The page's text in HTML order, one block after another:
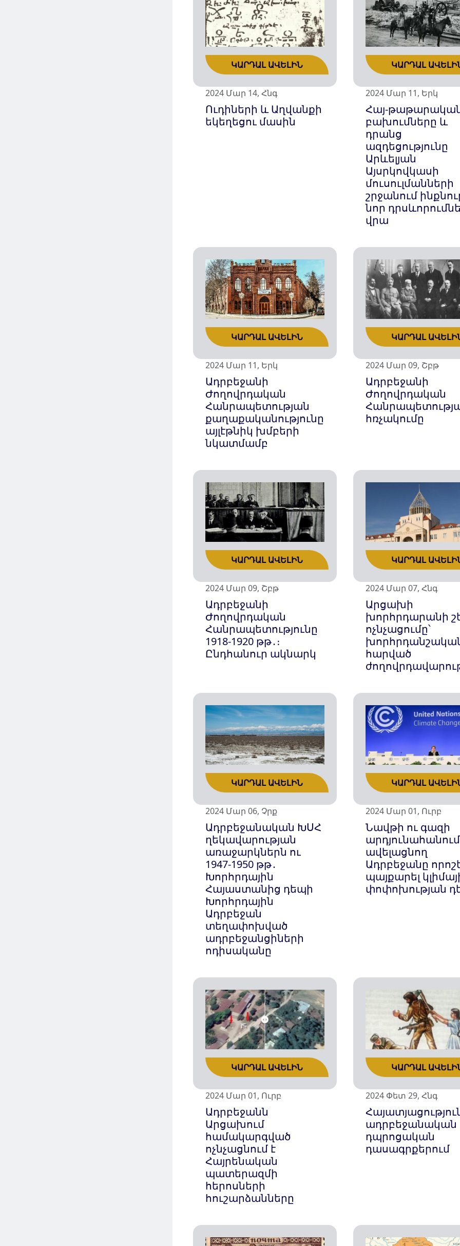
ԿԱՐԴԱԼ ԱՎԵԼԻՆ
2024 Մար 14, Հնգ
Ուդիների և Աղվանքի
եկեղեցու մասին
ԿԱՐԴԱԼ
2024 Մար 11, Երկ
Հայ-
բախումները և
դրանց
ազդեցությունը
Արևելյան
Այսրկովկասի
մուսուլմանների
շրջանում
նոր
վրա
ԿԱՐԴԱԼ ԱՎԵԼԻՆ
2024 Մար 11, Երկ
Ադրբեջանի
Ժողովրդական
Հանրապետության
քաղաքականությունը
այլէթնիկ խմբերի
նկատմամբ
ԿԱՐԴԱԼ
2024 Մար 09, Շբթ
Ադրբեջանի
Ժողովրդական
հռչակումը
ԿԱՐԴԱԼ ԱՎԵԼԻՆ
2024 Մար 09, Շբթ
Ադրբեջանի
Ժողովրդական
Հանրապետությունը
1918-1920 թթ․։
Ընդհանուր ակնարկ
ԿԱՐԴԱԼ
2024 Մար 07, Հնգ
Արցախի
խորհրդարանի
ոչնչացումը՝
հարված
ԿԱՐԴԱԼ ԱՎԵԼԻՆ
2024 Մար 06, Չրք
Ադրբեջանական ԽՍՀ
ղեկավարության
առաջարկներն ու
1947-1950 թթ․
Խորհրդային
Հայաստանից դեպի
Խորհրդային
Ադրբեջան
տեղափոխված
ադրբեջանցիների
ոդիսականը
ԿԱՐԴԱԼ
2024 Մար 01, Ուրբ
Նավթի ու գազի
ավելացնող
Ադրբեջանը
պայքարել
փոփոխության
ԿԱՐԴԱԼ ԱՎԵԼԻՆ
2024 Մար 01, Ուրբ
Ադրբեջանն
Արցախում
համակարգված
ոչնչացնում է
Հայրենական
պատերազմի
հերոսների
հուշարձանները
ԿԱՐԴԱԼ
2024 Փետ 29, Հնգ
ադրբեջանական
դպրոցական
դասագրքերում